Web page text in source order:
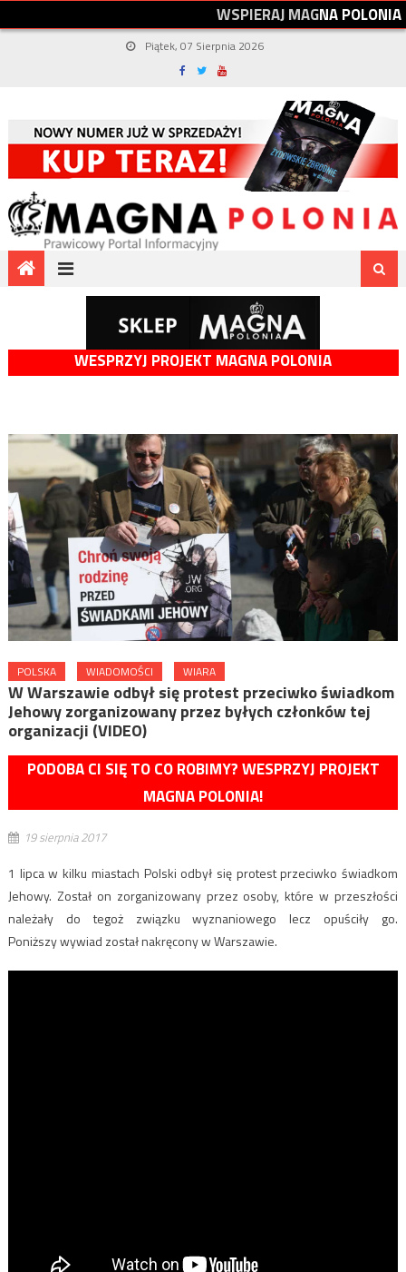
WSPIERAJMAGNAPOLONIA
Piątek, 07 Sierpnia 2026
WESPRZYJ PROJEKT MAGNA POLONIA
POLSKA WIADOMOŚCI WIARA
W Warszawie odbył się protest przeciwko świadkom
Jehowy zorganizowany przez byłych członków tej
organizacji (VIDEO)
PODOBA CI SIĘ TO CO ROBIMY? WESPRZYJ PROJEKT
MAGNA POLONIA!
19 sierpnia 2017
1 lipca w kilku miastach Polski odbył się protest przeciwko świadkom
Jehowy. Został on zorganizowany przez osoby, które w przeszłości
należały do tegoż związku wyznaniowego lecz opuściły go.
Poniższy wywiad został nakręcony w Warszawie.